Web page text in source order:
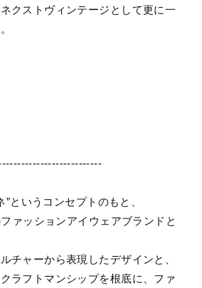
クストヴィンテージとして更に一
”というコンセプトのもと、
ァッションアイウェアブランドと
チャーから表現したデザインと、
ラフトマンシップを根底に、ファ